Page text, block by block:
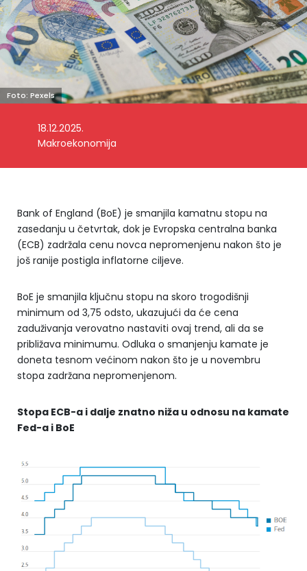
Foto: Pexels
18.12.2025.
Makroekonomija
Bank of England (BoE) je smanjila kamatnu stopu na
zasedanju u četvrtak, dok je Evropska centralna banka
(ECB) zadržala cenu novca nepromenjenu nakon što je
još ranije postigla inflatorne ciljeve.
BoE je smanjila ključnu stopu na skoro trogodišnji
minimum od 3,75 odsto, ukazujući da će cena
zaduživanja verovatno nastaviti ovaj trend, ali da se
približava minimumu. Odluka o smanjenju kamate je
doneta tesnom većinom nakon što je u novembru
stopa zadržana nepromenjenom.
Stopa ECB-a i dalje znatno niža u odnosu na kamate
Fed-a i BoE